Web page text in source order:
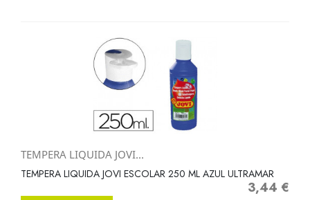
TEMPERA LIQUIDA JOVI...
TEMPERA LIQUIDA JOVI ESCOLAR 250 ML AZUL ULTRAMAR
Precio
3,44 €